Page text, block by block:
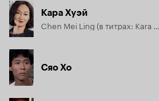
вступает в противоречие с
традиционным учителем кунг-фу,
местным бандитам.
Кара Хуэй
Chen Mei Ling (в титрах: Kara Hui)
Сяо Хо